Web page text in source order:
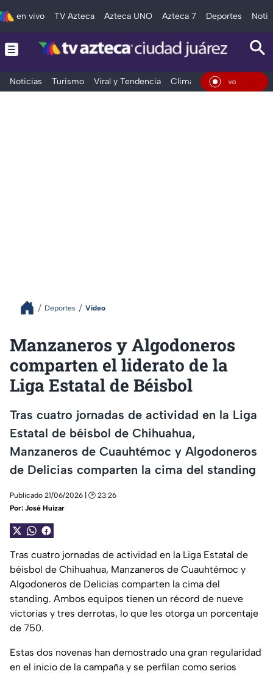
en vivo TV Azteca Azteca UNO Azteca 7 Deportes
Noticias Turismo Viral y Tendencia Clima Deportes En
Deportes Video
Manzaneros y Algodoneros
comparten el liderato de la
Liga Estatal de Béisbol
Tras cuatro jornadas de actividad en la Liga
Estatal de béisbol de Chihuahua,
Manzaneros de Cuauhtémoc y Algodoneros
de Delicias comparten la cima del standing
Publicado 21/06/2026 | 🕑 23:26
Por: José Huizar
Tras cuatro jornadas de actividad en la Liga Estatal de
béisbol de Chihuahua, Manzaneros de Cuauhtémoc y
Algodoneros de Delicias comparten la cima del
standing. Ambos equipos tienen un récord de nueve
victorias y tres derrotas, lo que les otorga un porcentaje
de 750.
Estas dos novenas han demostrado una gran regularidad
en el inicio de la campaña y se perfilan como serios